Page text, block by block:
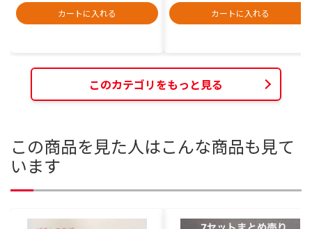
カートに入れる
カートに入れる
このカテゴリをもっと見る
この商品を見た人はこんな商品も見て
います